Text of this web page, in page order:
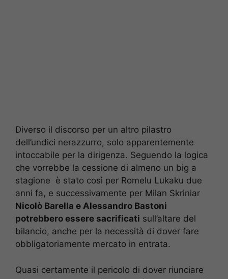
Diverso il discorso per un altro pilastro
dell’undici nerazzurro, solo apparentemente
intoccabile per la dirigenza. Seguendo la logica
che vorrebbe la cessione di almeno un big a
stagione è stato così per Romelu Lukaku due
anni fa, e successivamente per Milan Skriniar
Nicolò Barella e Alessandro Bastoni
potrebbero essere sacrificati sull’altare del
bilancio, anche per la necessità di dover fare
obbligatoriamente mercato in entrata.
Quasi certamente il pericolo di dover riunciare